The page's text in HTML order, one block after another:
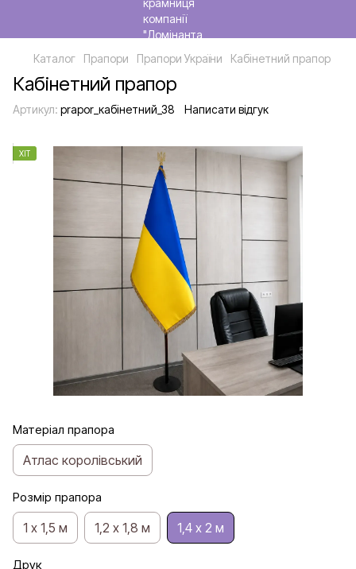
Каталог Прапори Прапори України Кабінетний прапор
Кабінетний прапор
Артикул: prapor_кабінетний_38 Написати відгук
ХІТ
Матеріал прапора
Атлас королівський
Розмір прапора
1 х 1,5 м 1,2 х 1,8 м 1,4 х 2 м
Друк